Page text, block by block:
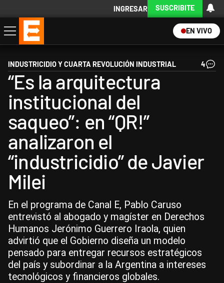
INGRESAR SUSCRIBITE
EN VIVO
Economía
Política
Internacional
Actualidad
Descargá la App
INDUSTRICIDIO Y CUARTA REVOLUCIÓN INDUSTRIAL 4
“Es la arquitectura
institucional del
saqueo”: en “QR!”
analizaron el
“industricidio” de Javier
Milei
En el programa de Canal E, Pablo Caruso
entrevistó al abogado y magíster en Derechos
Humanos Jerónimo Guerrero Iraola, quien
advirtió que el Gobierno diseña un modelo
pensado para entregar recursos estratégicos
del país y subordinar a la Argentina a intereses
tecnológicos y financieros globales.